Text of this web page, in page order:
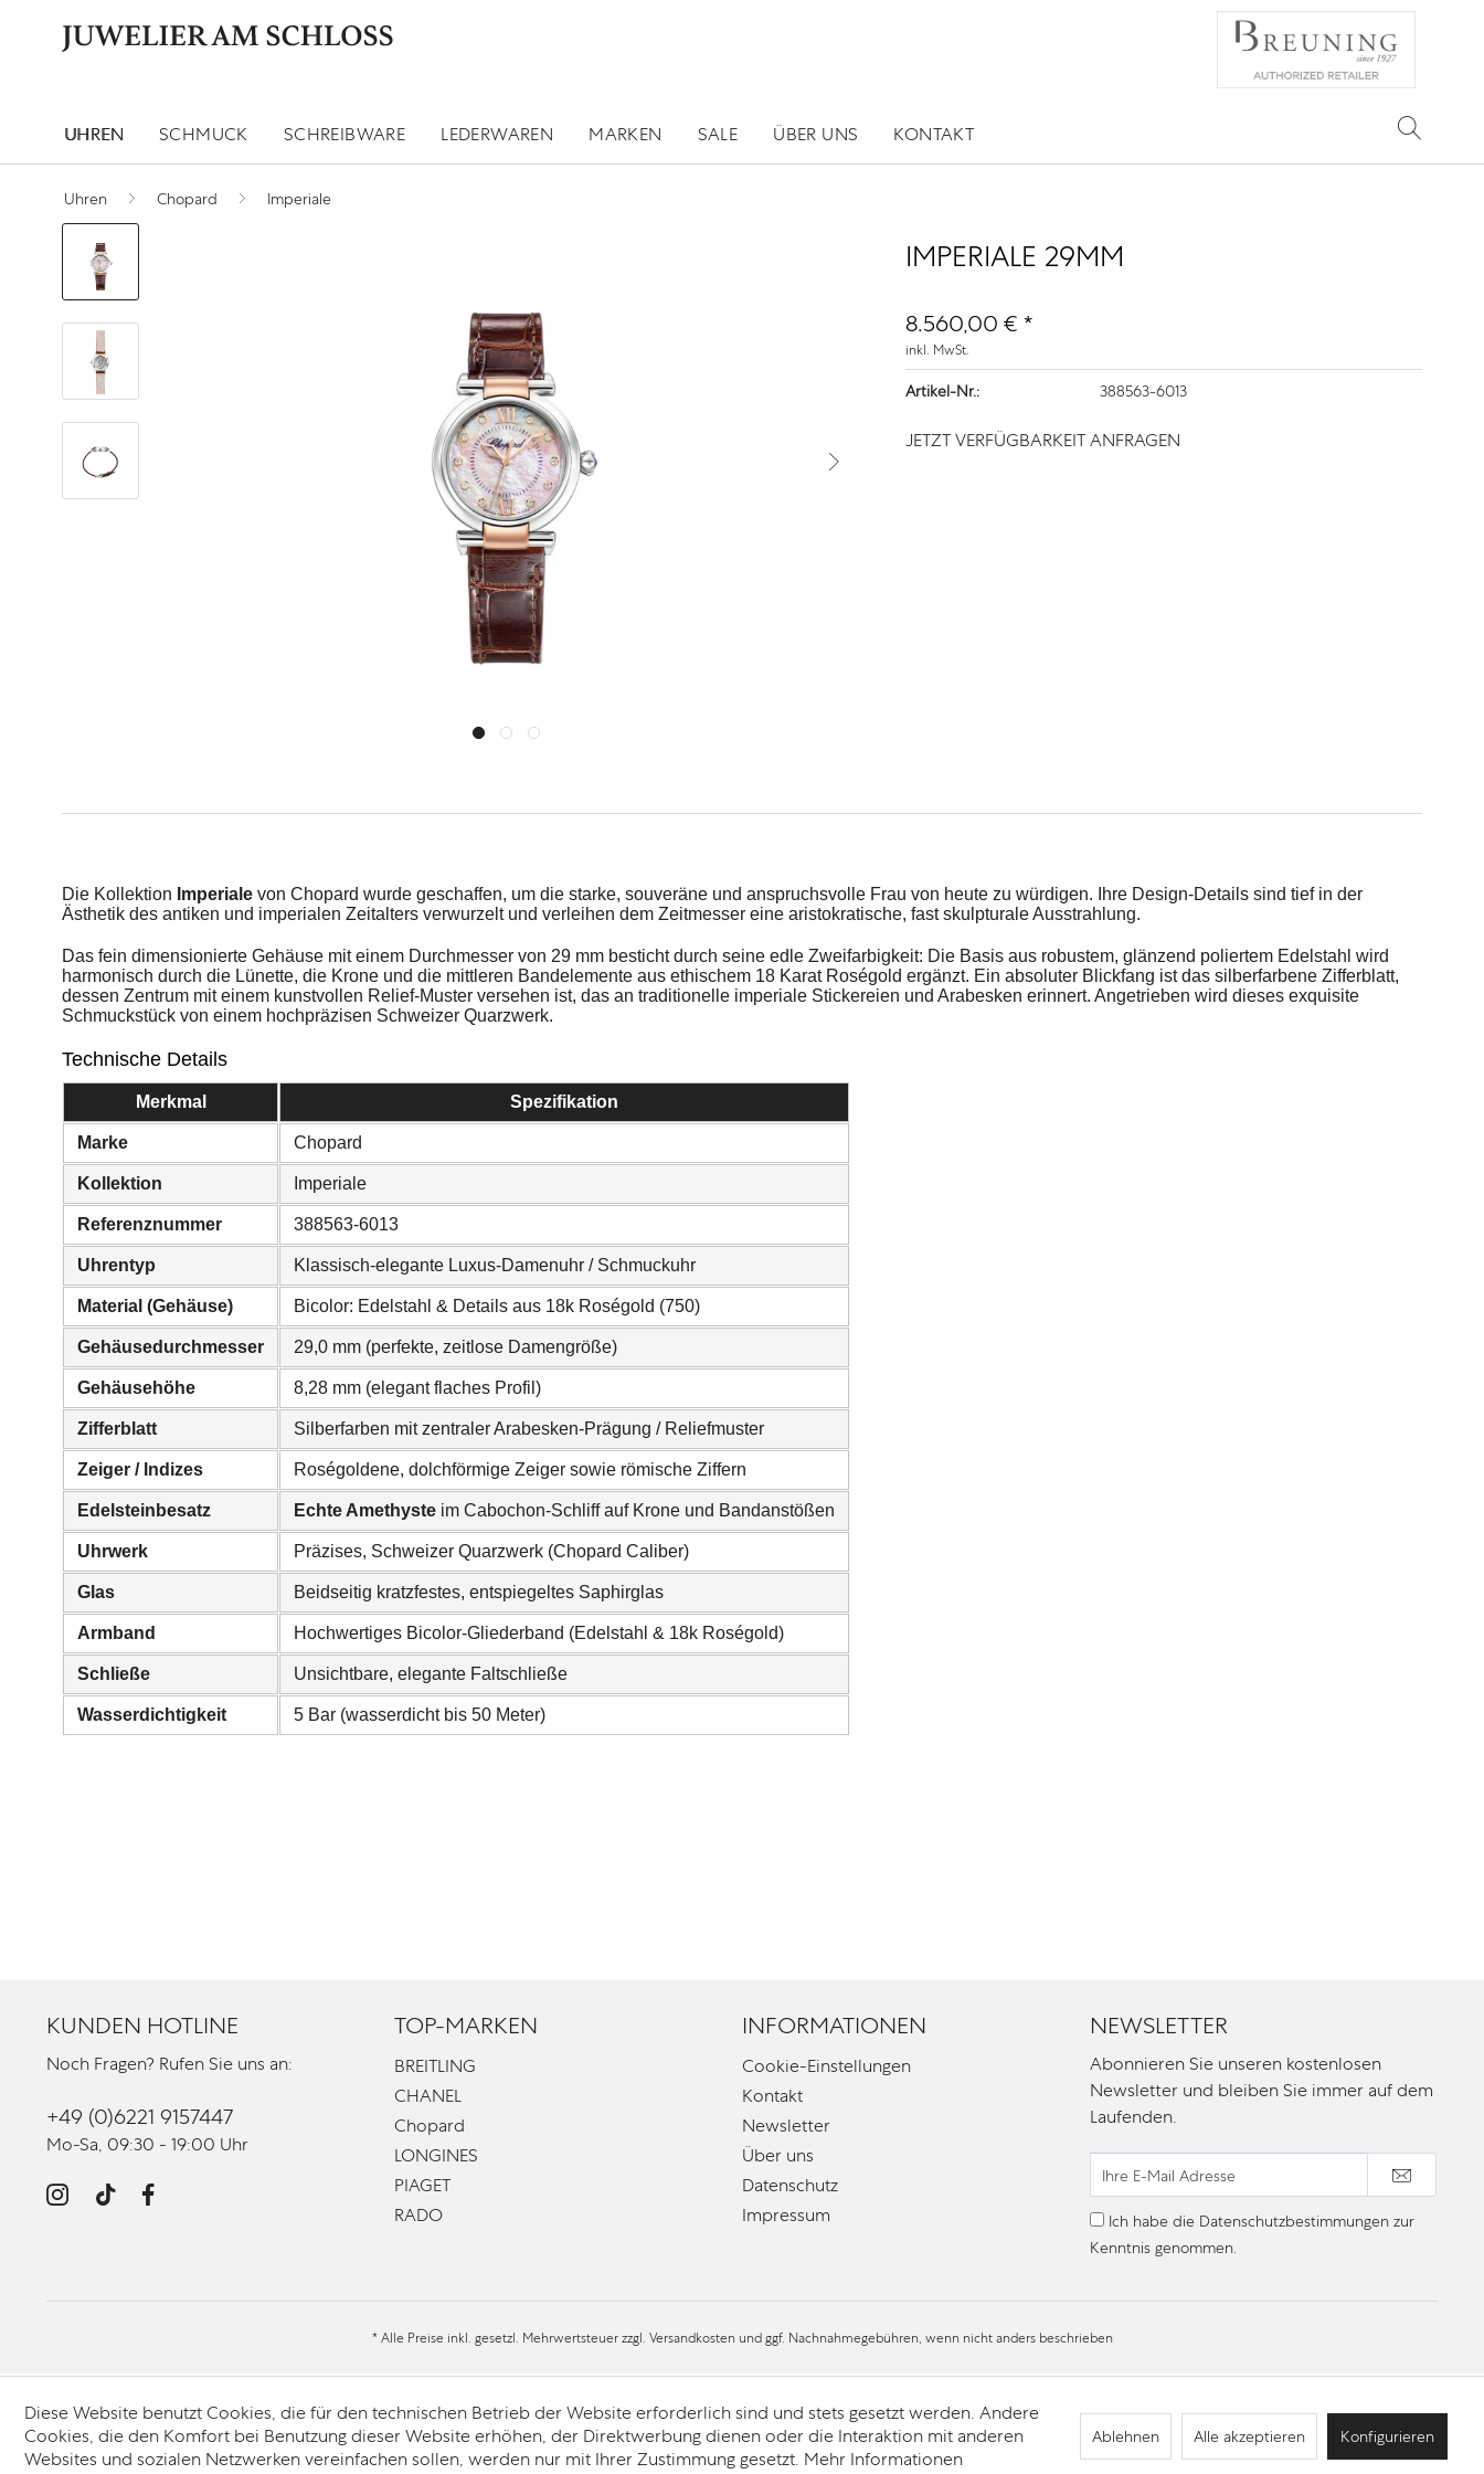
UHREN SCHMUCK SCHREIBWARE LEDERWAREN MARKEN SALE ÜBER UNS KONTAKT
Uhren Chopard Imperiale
IMPERIALE 29MM
8.560,00 € *
inkl. MwSt.
Artikel-Nr.: 388563-6013
JETZT VERFÜGBARKEIT ANFRAGEN
Die Kollektion Imperiale von Chopard wurde geschaffen, um die starke, souveräne und anspruchsvolle Frau von heute zu würdigen. Ihre Design-Details sind tief in der
Ästhetik des antiken und imperialen Zeitalters verwurzelt und verleihen dem Zeitmesser eine aristokratische, fast skulpturale Ausstrahlung.
Das fein dimensionierte Gehäuse mit einem Durchmesser von 29 mm besticht durch seine edle Zweifarbigkeit: Die Basis aus robustem, glänzend poliertem Edelstahl wird
harmonisch durch die Lünette, die Krone und die mittleren Bandelemente aus ethischem 18 Karat Roségold ergänzt. Ein absoluter Blickfang ist das silberfarbene Zifferblatt,
dessen Zentrum mit einem kunstvollen Relief-Muster versehen ist, das an traditionelle imperiale Stickereien und Arabesken erinnert. Angetrieben wird dieses exquisite
Schmuckstück von einem hochpräzisen Schweizer Quarzwerk.
Technische Details
Merkmal Spezifikation
Marke Chopard
Kollektion Imperiale
Referenznummer 388563-6013
Uhrentyp Klassisch-elegante Luxus-Damenuhr / Schmuckuhr
Material (Gehäuse) Bicolor: Edelstahl & Details aus 18k Roségold (750)
Gehäusedurchmesser 29,0 mm (perfekte, zeitlose Damengröße)
Gehäusehöhe 8,28 mm (elegant flaches Profil)
Zifferblatt Silberfarben mit zentraler Arabesken-Prägung / Reliefmuster
Zeiger / Indizes Roségoldene, dolchförmige Zeiger sowie römische Ziffern
Edelsteinbesatz Echte Amethyste im Cabochon-Schliff auf Krone und Bandanstößen
Uhrwerk Präzises, Schweizer Quarzwerk (Chopard Caliber)
Glas Beidseitig kratzfestes, entspiegeltes Saphirglas
Armband Hochwertiges Bicolor-Gliederband (Edelstahl & 18k Roségold)
Schließe Unsichtbare, elegante Faltschließe
Wasserdichtigkeit 5 Bar (wasserdicht bis 50 Meter)
KUNDEN HOTLINE
Noch Fragen? Rufen Sie uns an:
+49 (0)6221 9157447
Mo-Sa, 09:30 - 19:00 Uhr
TOP-MARKEN
BREITLING
CHANEL
Chopard
LONGINES
PIAGET
RADO
INFORMATIONEN
Cookie-Einstellungen
Kontakt
Newsletter
Über uns
Datenschutz
Impressum
NEWSLETTER
Abonnieren Sie unseren kostenlosen
Newsletter und bleiben Sie immer auf dem
Laufenden.
Ich habe die Datenschutzbestimmungen zur
Kenntnis genommen.
* Alle Preise inkl. gesetzl. Mehrwertsteuer zzgl. Versandkostenund ggf. Nachnahmegebühren, wenn nicht anders beschrieben
Diese Website benutzt Cookies, die für den technischen Betrieb der Website erforderlich sind und stets gesetzt werden. Andere
Cookies, die den Komfort bei Benutzung dieser Website erhöhen, der Direktwerbung dienen oder die Interaktion mit anderen
Websites und sozialen Netzwerken vereinfachen sollen, werden nur mit Ihrer Zustimmung gesetzt. Mehr Informationen
Ablehnen Alle akzeptieren Konfigurieren